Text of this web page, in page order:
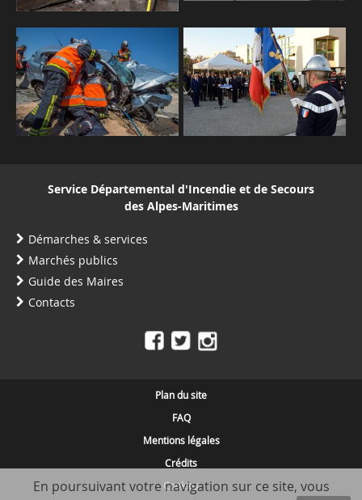
Service Départemental d'Incendie et de Secours
des Alpes-Maritimes
Démarches & services
Marchés publics
Guide des Maires
Contacts
Plan du site
FAQ
Mentions légales
Crédits
Cookies
En poursuivant votre navigation sur ce site, vous